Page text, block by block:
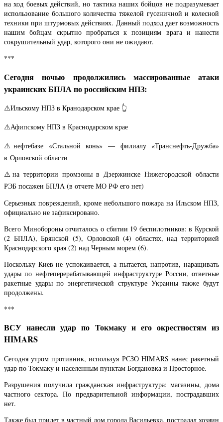
на ход боевых действий, но тактика наших бойцов не подразумевает
использование большого количества тяжелой гусеничной и колесной
техники при штурмовых действиях. Данный подход дает возможность
нашим бойцам скрытно пробраться к позициям врага и нанести
сокрушительный удар, которого они не ожидают.
***
Сегодня ночью продолжились массированные атаки
украинских БПЛА по российским НПЗ:
⚠️Ильскому НПЗ в Кранодарском крае 👆
⚠️Афипскому НПЗ в Краснодарском крае
⚠️нефтебазе «Стальной конь» — филиалу «Транснефть-Дружба»
в Орловской области
⚠️на территории промзоны в Дзержинске Нижегородской области
РЭБ посажен БПЛА (в отчете МО РФ его нет)
Серьезных повреждений, кроме небольшого пожара на Ильском НПЗ,
официально не зафиксировано.
Всего Минобороны отчиталось о сбитии 19 беспилотников: в Курской
(2 БПЛА), Брянской (5), Орловской (4) областях, над территорией
Краснодарского края (2) над Черным морем (6).
Поскольку Киев не успокаивается, а пытается, напротив, наращивать
удары по нефтеперерабатывающей инфраструктуре России, ответные
ракетные удары по энергетической структуре Украины также будут
продолжены.
***
ВСУ нанесли удар по Токмаку и его окрестностям из
HIMARS
Сегодня утром противник, используя РСЗО HIMARS нанес ракетный
удар по Токмаку и населенным пунктам Богдановка и Просторное.
Разрушения получила гражданская инфраструктура: магазины, дома
частного сектора. По предварительной информации, пострадавших
нет.
Также был прилет в частный дом города Васильевка, пострадал хозяин